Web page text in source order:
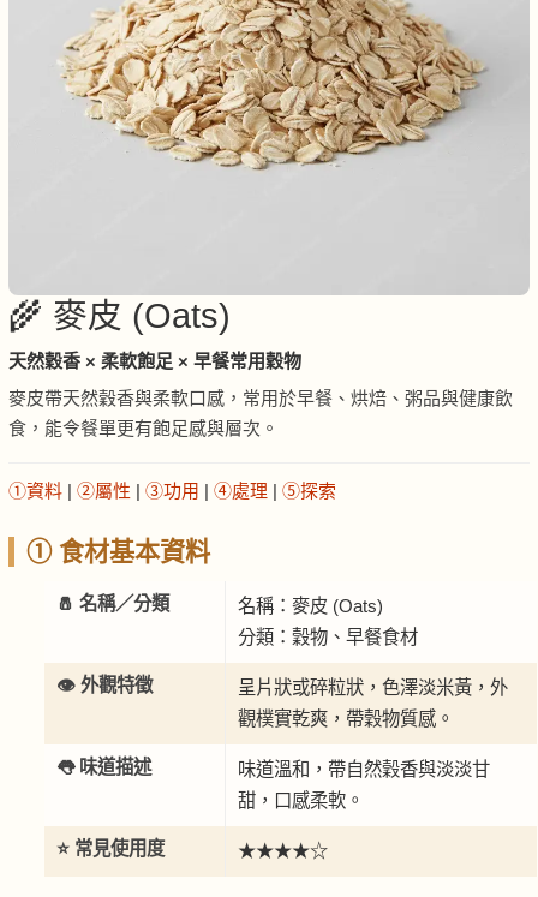
🌾 麥皮 (Oats)
天然穀香 × 柔軟飽足 × 早餐常用穀物
麥皮帶天然穀香與柔軟口感，常用於早餐、烘焙、粥品與健康飲
食，能令餐單更有飽足感與層次。
①資料 | ②屬性 | ③功用 | ④處理 | ⑤探索
① 食材基本資料
🧂 名稱／分類
名稱：麥皮 (Oats)
分類：穀物、早餐食材
👁️ 外觀特徵
呈片狀或碎粒狀，色澤淡米黃，外
觀樸實乾爽，帶穀物質感。
👅 味道描述
味道溫和，帶自然穀香與淡淡甘
甜，口感柔軟。
⭐ 常見使用度 ★★★★☆